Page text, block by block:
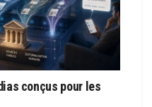
conçus pour les